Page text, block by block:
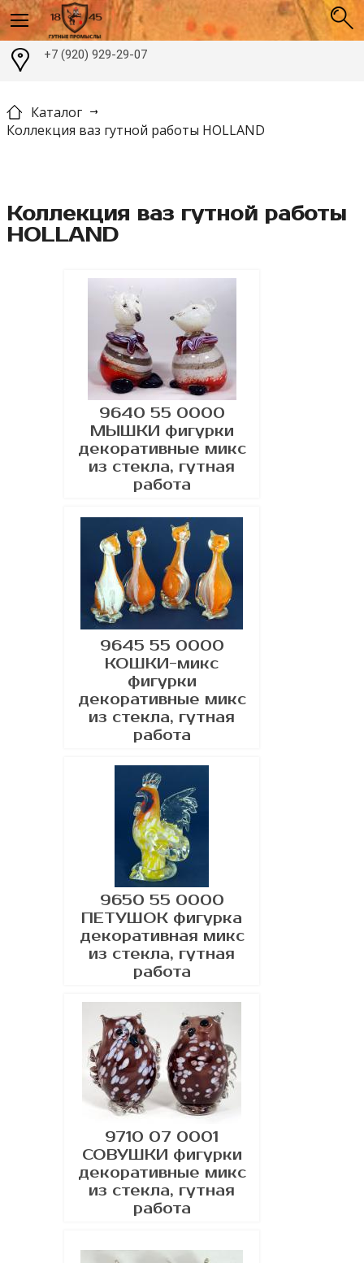
+7 (920) 929-29-07
Каталог
Коллекция ваз гутной работы HOLLAND
Коллекция ваз гутной работы
HOLLAND
9640 55 0000
МЫШКИ фигурки
декоративные микс
из стекла, гутная
работа
9645 55 0000
КОШКИ-микс
фигурки
декоративные микс
из стекла, гутная
работа
9650 55 0000
ПЕТУШОК фигурка
декоративная микс
из стекла, гутная
работа
9710 07 0001
СОВУШКИ фигурки
декоративные микс
из стекла, гутная
работа